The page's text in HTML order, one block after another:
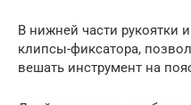
В нижней части рукоятки
клипсы-фиксатора,
вешать инструмент на